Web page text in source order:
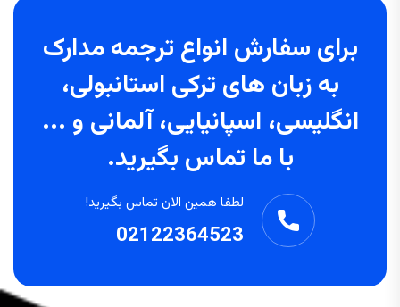
برای سفارش انواع ترجمه مدارک
به زبان های ترکی استانبولی،
انگلیسی، اسپانیایی، آلمانی و ...
با ما تماس بگیرید.
لطفا همین الان تماس بگیرید!
02122364523